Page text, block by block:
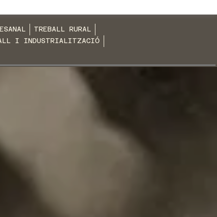
TREBALL RURAL
I INDUSTRIALITZACIÓ